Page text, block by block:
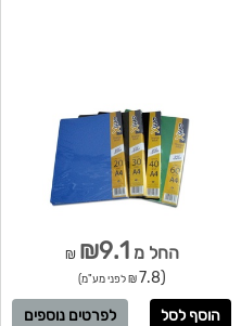
החל מ₪9.1
₪
(7.8 ₪ לפני מע"מ)
לפרטים נוספים